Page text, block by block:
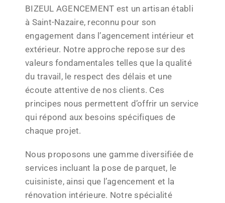
BIZEUL AGENCEMENT est un artisan établi
à Saint-Nazaire, reconnu pour son
engagement dans l’agencement intérieur et
extérieur. Notre approche repose sur des
valeurs fondamentales telles que la qualité
du travail, le respect des délais et une
écoute attentive de nos clients. Ces
principes nous permettent d’offrir un service
qui répond aux besoins spécifiques de
chaque projet.
Nous proposons une gamme diversifiée de
services incluant la pose de parquet, le
cuisiniste, ainsi que l’agencement et la
rénovation intérieure. Notre spécialité